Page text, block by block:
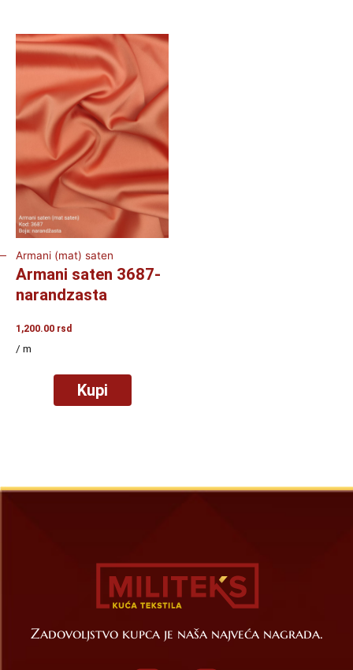
Armani (mat) saten
Armani saten 3687-
narandzasta
1,200.00 rsd
/ m
Kupi
Zadovoljstvo kupca je naša najveća nagrada.